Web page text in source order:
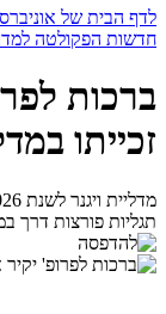
לדף הבית של
חדשות הפקולטה
ברכות
זכייתו
תגליות פורצות דרך